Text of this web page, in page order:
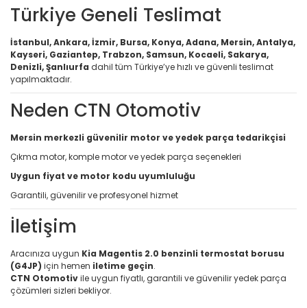
Türkiye Geneli Teslimat
İstanbul, Ankara, İzmir, Bursa, Konya, Adana, Mersin, Antalya,
Kayseri, Gaziantep, Trabzon, Samsun, Kocaeli, Sakarya,
Denizli, Şanlıurfa dahil tüm Türkiye’ye hızlı ve güvenli teslimat
yapılmaktadır.
Neden CTN Otomotiv
Mersin merkezli güvenilir motor ve yedek parça tedarikçisi
Çıkma motor, komple motor ve yedek parça seçenekleri
Uygun fiyat ve motor kodu uyumluluğu
Garantili, güvenilir ve profesyonel hizmet
İletişim
Aracınıza uygun Kia Magentis 2.0 benzinli termostat borusu
(G4JP) için hemen iletime geçin.
CTN Otomotivile uygun fiyatlı, garantili ve güvenilir yedek parça
çözümleri sizleri bekliyor.